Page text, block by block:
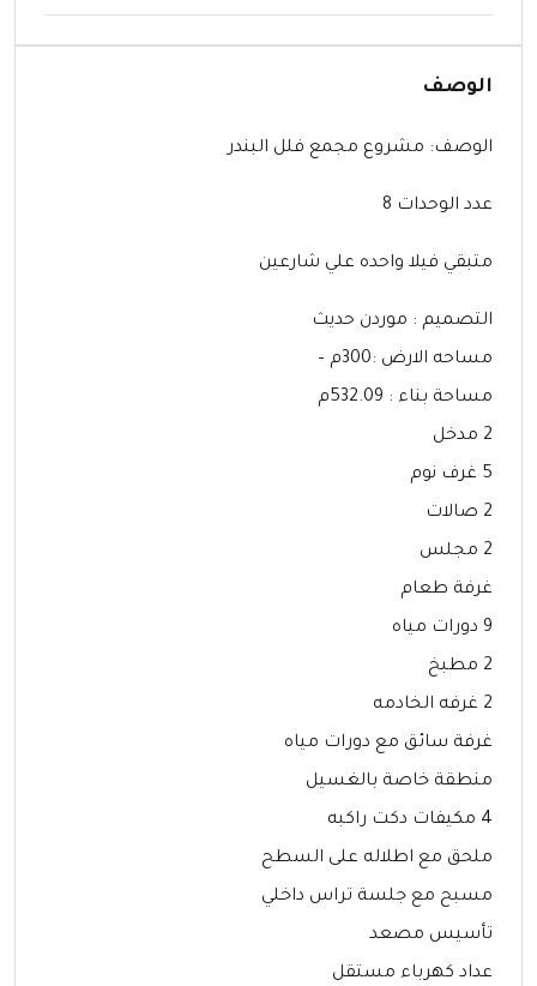
الوصف
الوصف: ‏مشروع مجمع فلل البندر
عدد الوحدات 8
متبقي فيلا واحده علي شارعين
التصميم : موردن حديث
مساحه الارض :300م –
مساحة بناء : 532.09م
2 مدخل
5 غرف نوم
2 صالات
2 مجلس
غرفة طعام
9 دورات مياه
2 مطبخ
2 غرفه الخادمه
غرفة سائق مع دورات مياه
منطقة خاصة بالغسيل
4 مكيفات دكت راكبه
ملحق مع اطلاله على السطح
مسبح مع جلسة تراس داخلي
تأسيس مصعد
عداد كهرباء مستقل